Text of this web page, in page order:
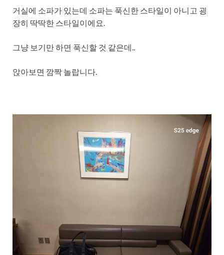
거실에 소파가 있는데 소파는 푹신한 스타일이 아니고 굉
장히 딱딱한 스타일이에요.
그냥 보기만 하면 푹신할 것 같은데..
앉아보면 깜짝 놀랍니다.